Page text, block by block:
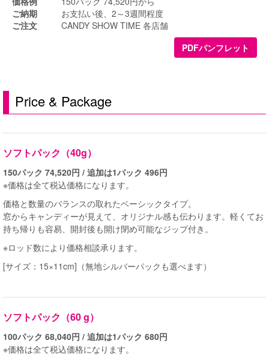
ご納期
お支払い後、2～3週間程度
ご注文
CANDY SHOW TIME 各店舗
PDFパンフレット
Price & Package
ソフトパック（40g）
150パック 74,520円 / 追加は1パック 496円
※価格は全て税込価格になります。
価格と数量のバランスの取れたベーシックタイプ。
窓からキャンディーが見えて、オリジナル感も伝わります。軽くてお
持ち帰りも容易、開封後も開け閉め可能なジップ付き。
※ロッド数により価格相談承ります。
[サイズ：15×11cm]（無地シルバーパックも選べます）
ソフトパック（60 g）
100パック 68,040円 / 追加は1パック 680円
※価格は全て税込価格になります。